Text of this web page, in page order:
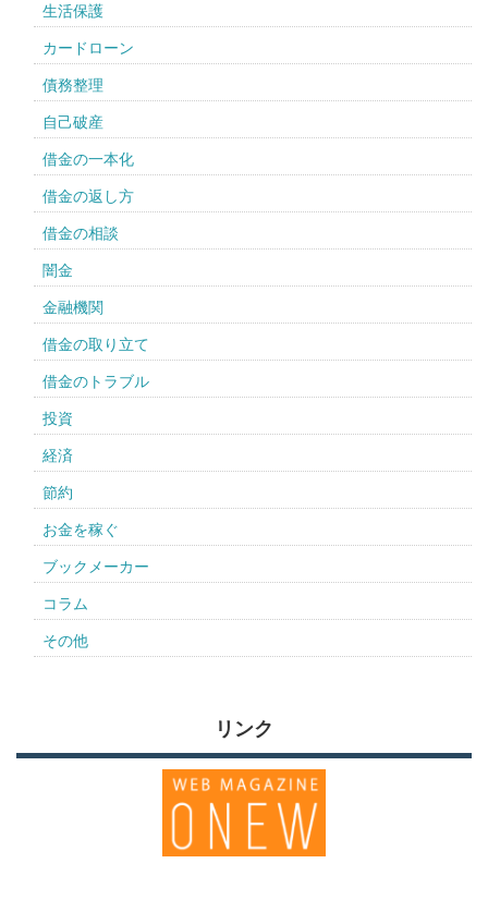
生活保護
カードローン
債務整理
自己破産
借金の一本化
借金の返し方
借金の相談
闇金
金融機関
借金の取り立て
借金のトラブル
投資
経済
節約
お金を稼ぐ
ブックメーカー
コラム
その他
リンク